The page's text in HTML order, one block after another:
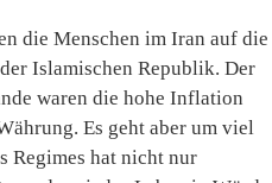
die Menschen im Iran auf die
Islamischen Republik. Der
waren die hohe Inflation
Es geht aber um viel
Regimes hat nicht nur